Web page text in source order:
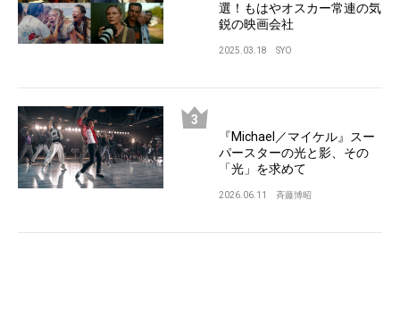
選！もはやオスカー常連の気
鋭の映画会社
2025.03.18 SYO
『Michael／マイケル』スー
パースターの光と影、その
「光」を求めて
2026.06.11 斉藤博昭